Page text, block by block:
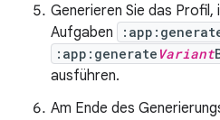
Generieren Sie das Profil,
Aufgaben
:app:generate Variant
ausführen.
Am Ende des